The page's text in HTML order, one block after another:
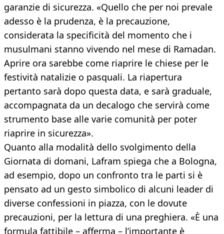
garanzie di sicurezza. «Quello che per noi prevale
adesso è la prudenza, è la precauzione,
considerata la specificità del momento che i
musulmani stanno vivendo nel mese di Ramadan.
Aprire ora sarebbe come riaprire le chiese per le
festività natalizie o pasquali. La riapertura
pertanto sarà dopo questa data, e sarà graduale,
accompagnata da un decalogo che servirà come
strumento base alle varie comunità per poter
riaprire in sicurezza».
Quanto alla modalità dello svolgimento della
Giornata di domani, Lafram spiega che a Bologna,
ad esempio, dopo un confronto tra le parti si è
pensato ad un gesto simbolico di alcuni leader di
diverse confessioni in piazza, con le dovute
precauzioni, per la lettura di una preghiera. «È una
formula fattibile – afferma – l’importante è